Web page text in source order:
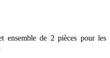
ensemble de 2 pièces pour les